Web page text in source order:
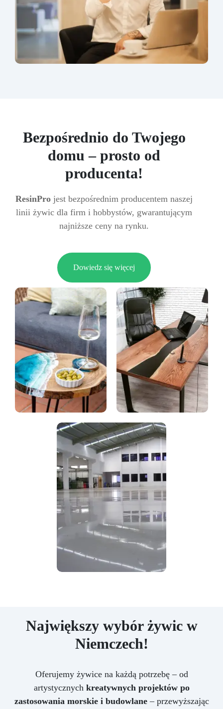
Bezpośrednio do Twojego
domu – prosto od
producenta!
ResinPro jest bezpośrednim producentem naszej
linii żywic dla firm i hobbystów, gwarantującym
najniższe ceny na rynku.
Dowiedz się więcej
Największy wybór żywic w
Niemczech!
Oferujemy żywice na każdą potrzebę – od
artystycznych kreatywnych projektów po
zastosowania morskie i budowlane– przewyższając